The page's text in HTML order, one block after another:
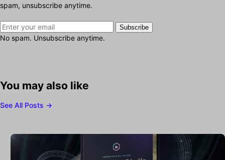
spam, unsubscribe anytime.
Subscribe
No spam. Unsubscribe anytime.
You may also like
See All Posts →